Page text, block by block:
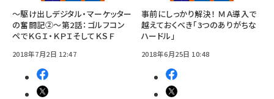
～駆け出しデジタル・マーケッター
の奮闘記②～第2話：ゴルフコン
ペでＫＧＩ・ＫＰＩそしてＫＳＦ
2018年7月2日 12:47
事前にしっかり解決！ ＭＡ導入で
越えておくべき「3つのありがちな
ハードル」
2018年6月25日 10:48